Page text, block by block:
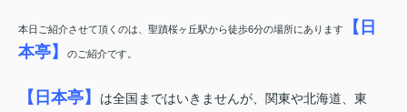
本日ご紹介させて頂くのは、聖蹟桜ヶ丘駅から徒歩6分の場所にあります
【日
本亭】
のご紹介です。
【日本亭】
は全国まではいきませんが、関東や北海道、東